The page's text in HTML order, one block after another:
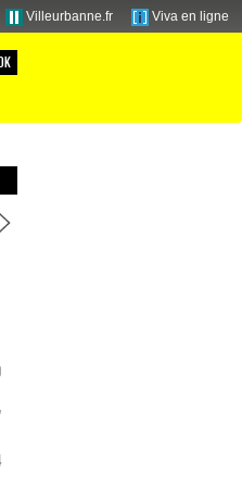
Villeurbanne.fr Viva en ligne